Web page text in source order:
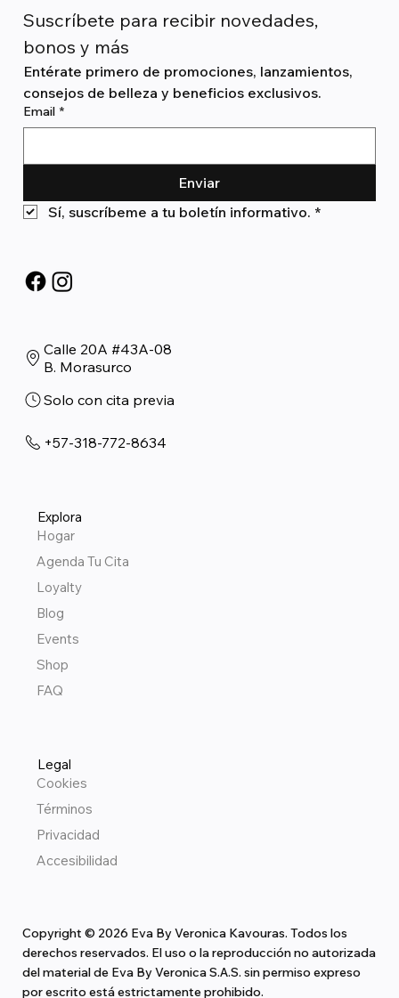
Suscríbete para recibir novedades,
bonos y más
Entérate primero de promociones, lanzamientos,
consejos de belleza y beneficios exclusivos.
Email *
Enviar
Sí, suscríbeme a tu boletín informativo. *
Calle 20A #43A-08
B. Morasurco
Solo con cita previa
+57-318-772-8634
Explora
Hogar
Agenda Tu Cita
Loyalty
Blog
Events
Shop
FAQ
Legal
Cookies
Términos
Privacidad
Accesibilidad
Copyright © 2026 Eva By Veronica Kavouras. Todos los
derechos reservados. El uso o la reproducción no autorizada
del material de Eva By Veronica S.A.S. sin permiso expreso
por escrito está estrictamente prohibido.